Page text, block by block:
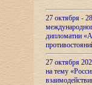
27 октября -
дипломатии
27 октября
на тему